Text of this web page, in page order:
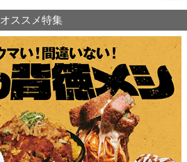
オススメ特集